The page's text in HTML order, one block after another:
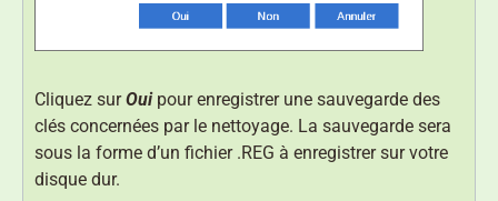
Cliquez surOui pour enregistrer une sauvegarde des
clés concernées par le nettoyage. La sauvegarde sera
sous la forme d’un fichier .REG à enregistrer sur votre
disque dur.